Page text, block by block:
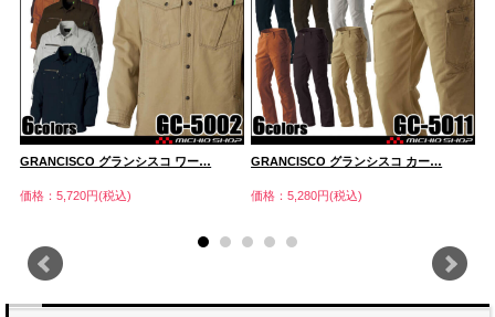
GRANCISCO グランシスコ ワー…
価格：5,720円(税込)
GRANCISCO グランシスコ カー…
価格：5,280円(税込)